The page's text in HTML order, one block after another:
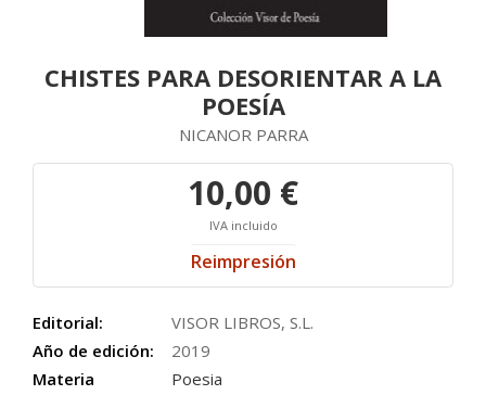
CHISTES PARA DESORIENTAR A LA
POESÍA
NICANOR PARRA
10,00 €
IVA incluido
Reimpresión
Editorial:
VISOR LIBROS, S.L.
Año de edición:
2019
Materia
Poesia